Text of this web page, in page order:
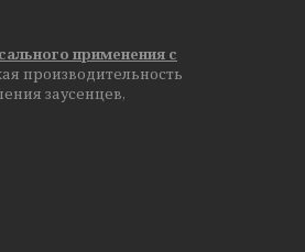
применения с
производительность
заусенцев,